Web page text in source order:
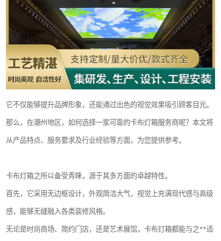
它不仅能够提升品牌形象，还能通过出色的视觉效果吸引顾客目光。
那么，在潮州地区，如何选择一家可靠的卡布灯箱服务商呢？本文将
从产品特点、服务要求及行业经验等方面，为您提供参考。
卡布灯箱之所以备受青睐，源于其多方面的卓越特性。
首先，它采用无边框设计，外观简洁大气，视觉上充满现代感与高级
感，能够无缝融入各类装修风格。
无论是时尚商场、简约门店，还是艺术展馆，卡布灯箱都能与之**适